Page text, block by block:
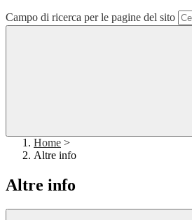
Campo di ricerca per le pagine del sito
Home >
Altre info
Altre info